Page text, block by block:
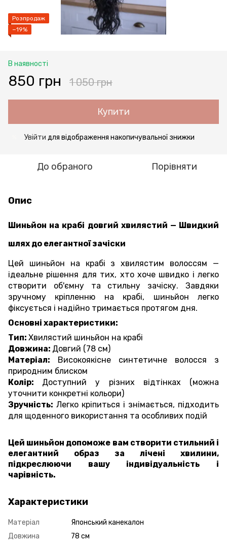
Розпродаж
−19%
В наявності
850 грн 1 050 грн
Купити
Увійти для відображення накопичувальної знижки
До обраного Порівняти
Опис
Шиньйон на крабі довгий хвилястий — Швидкий
шлях до елегантної зачіски
Цей шиньйон на крабі з хвилястим волоссям —
ідеальне рішення для тих, хто хоче швидко і легко
створити об'ємну та стильну зачіску. Завдяки
зручному кріпленню на крабі, шиньйон легко
фіксується і надійно тримається протягом дня.
Основні характеристики:
Тип: Хвилястий шиньйон на крабі
Довжина: Довгий (78 см)
Матеріал: Високоякісне синтетичне волосся з
природним блиском
Колір: Доступний у різних відтінках (можна
уточнити конкретні кольори)
Зручність: Легко кріпиться і знімається, підходить
для щоденного використання та особливих подій
Цей шиньйон допоможе вам створити стильний і
елегантний образ за лічені хвилини,
підкреслюючи вашу індивідуальність і
чарівність.
Характеристики
Матеріал
Японський канекалон
Довжина
78 см